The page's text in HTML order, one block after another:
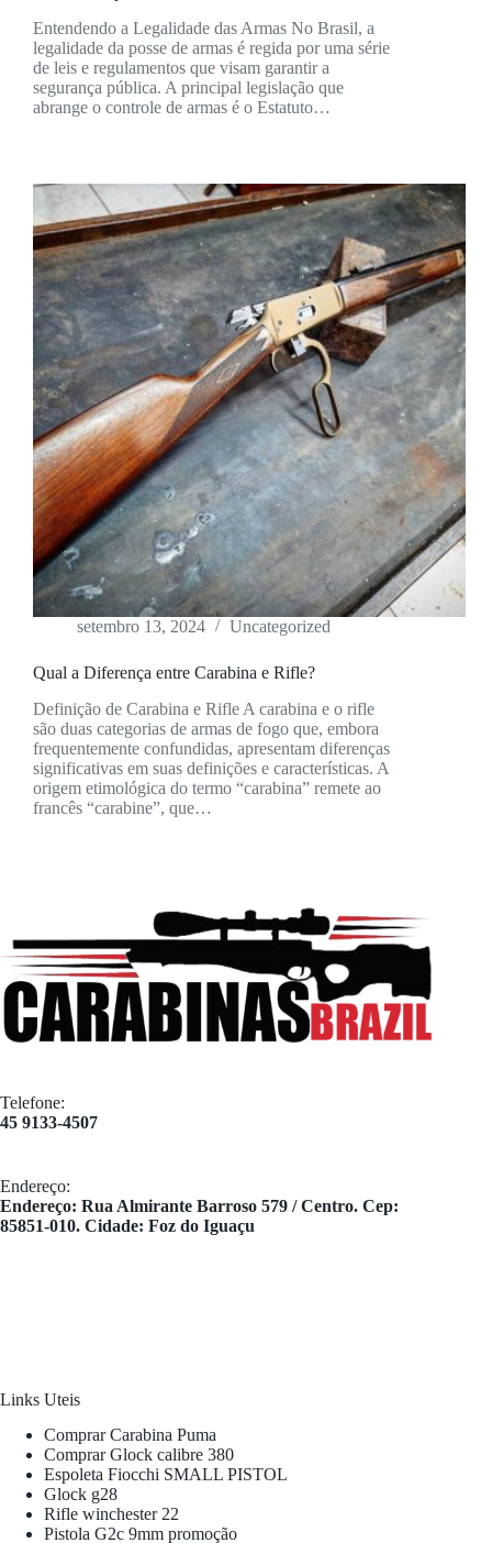
Entendendo a Legalidade das Armas No Brasil, a
legalidade da posse de armas é regida por uma série
de leis e regulamentos que visam garantir a
segurança pública. A principal legislação que
abrange o controle de armas é o Estatuto…
setembro 13, 2024 Uncategorized
Qual a Diferença entre Carabina e Rifle?
Definição de Carabina e Rifle A carabina e o rifle
são duas categorias de armas de fogo que, embora
frequentemente confundidas, apresentam diferenças
significativas em suas definições e características. A
origem etimológica do termo “carabina” remete ao
francês “carabine”, que…
Telefone:
45 9133-4507
Endereço:
​Endereço: Rua Almirante Barroso 579 / Centro. Cep:
85851-010. Cidade: Foz do Iguaçu
Links Uteis
Comprar Carabina Puma
Comprar Glock calibre 380
Espoleta Fiocchi SMALL PISTOL
Glock g28
Rifle winchester 22
Pistola G2c 9mm promoção